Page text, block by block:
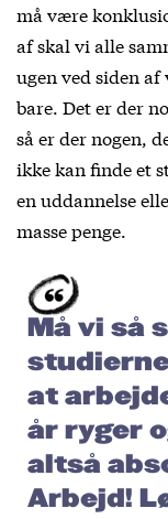
må være
af skal vi alle
ugen ved siden
bare. Det er der
så er der nogen,
ikke kan finde et
en uddannelse
masse penge.
Må vi så
at
år ryger
altså
Arbejd!